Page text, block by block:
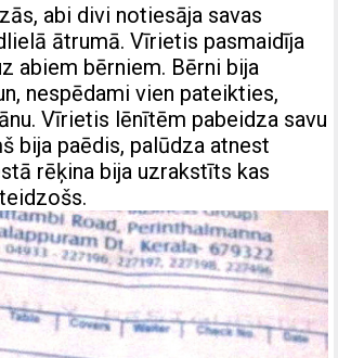
abi divi notiesāja savas
ātrumā. Vīrietis pasmaidīja
abiem bērniem. Bērni bija
nespēdami vien pateikties,
Vīrietis lēnītēm pabeidza savu
bija paēdis, palūdza atnest
rēķina bija uzrakstīts kas